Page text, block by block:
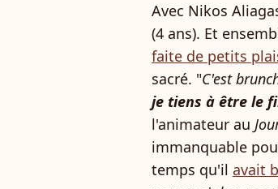
Avec Nikos
(4 ans). Et
faite de petits
sacré. "C'est
je tiens à être le
l'animateur au
immanquable
temps qu'il avait